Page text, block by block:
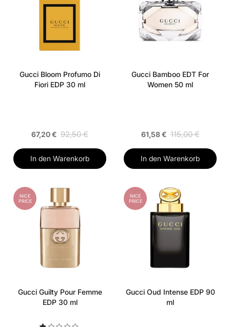
Gucci Bloom Profumo Di
Fiori EDP 30 ml
67,20 € 92,50 €
In den Warenkorb
Gucci Bamboo EDT For
Women 50 ml
61,58 € 115,00 €
In den Warenkorb
NICE
PRICE
Gucci Guilty Pour Femme
EDP 30 ml
NICE
PRICE
Gucci Oud Intense EDP 90
ml